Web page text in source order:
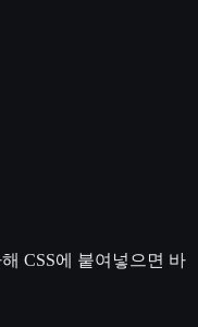
CSS에 붙여넣으면 바